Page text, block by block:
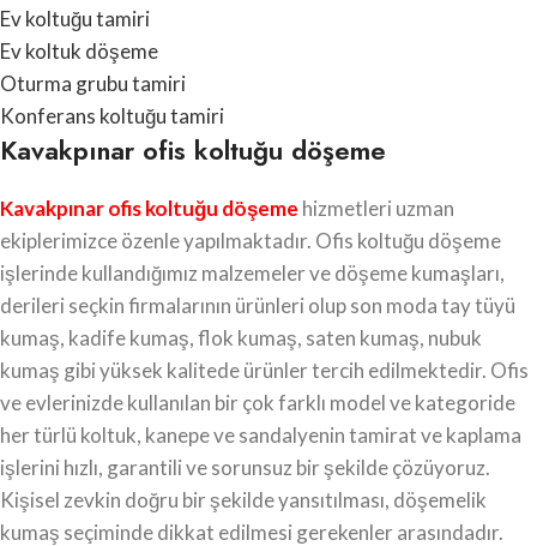
Ev koltuğu tamiri
Ev koltuk döşeme
Oturma grubu tamiri
Konferans koltuğu tamiri
Kavakpınar ofis koltuğu döşeme
Kavakpınar ofis koltuğu döşeme hizmetleri uzman
ekiplerimizce özenle yapılmaktadır. Ofis koltuğu döşeme
işlerinde kullandığımız malzemeler ve döşeme kumaşları,
derileri seçkin firmalarının ürünleri olup son moda tay tüyü
kumaş, kadife kumaş, flok kumaş, saten kumaş, nubuk
kumaş gibi yüksek kalitede ürünler tercih edilmektedir. Ofis
ve evlerinizde kullanılan bir çok farklı model ve kategoride
her türlü koltuk, kanepe ve sandalyenin tamirat ve kaplama
işlerini hızlı, garantili ve sorunsuz bir şekilde çözüyoruz.
Kişisel zevkin doğru bir şekilde yansıtılması, döşemelik
kumaş seçiminde dikkat edilmesi gerekenler arasındadır.